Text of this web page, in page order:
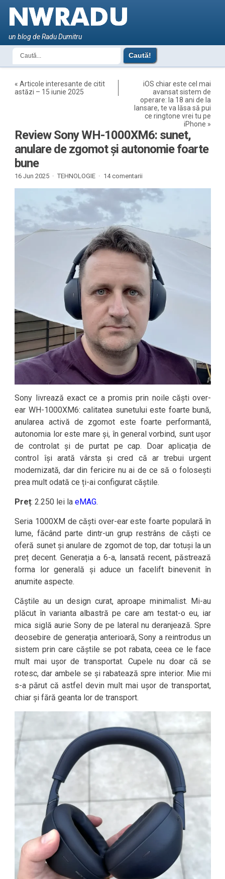
un blog de Radu Dumitru
«Articole interesante de citit
astăzi – 15 iunie 2025
iOS chiar este cel mai
avansat sistem de
operare: la 18 ani de la
lansare, te va lăsa să pui
ce ringtone vrei tu pe
iPhone »
Review Sony WH-1000XM6: sunet,
anulare de zgomot și autonomie foarte
bune
16 Jun 2025 · TEHNOLOGIE · 14 comentarii
Sony livrează exact ce a promis prin noile căști over-
ear WH-1000XM6: calitatea sunetului este foarte bună,
anularea activă de zgomot este foarte performantă,
autonomia lor este mare și, în general vorbind, sunt ușor
de controlat și de purtat pe cap. Doar aplicația de
control își arată vârsta și cred că ar trebui urgent
modernizată, dar din fericire nu ai de ce să o folosești
prea mult odată ce ți-ai configurat căștile.
Preț: 2.250 lei laeMAG.
Seria 1000XM de căști over-ear este foarte populară în
lume, făcând parte dintr-un grup restrâns de căști ce
oferă sunet și anulare de zgomot de top, dar totuși la un
preț decent. Generația a 6-a, lansată recent, păstrează
forma lor generală și aduce un facelift binevenit în
anumite aspecte.
Căștile au un design curat, aproape minimalist. Mi-au
plăcut în varianta albastră pe care am testat-o eu, iar
mica siglă aurie Sony de pe lateral nu deranjează. Spre
deosebire de generația anterioară, Sony a reintrodus un
sistem prin care căștile se pot rabata, ceea ce le face
mult mai ușor de transportat. Cupele nu doar că se
rotesc, dar ambele se și rabatează spre interior. Mie mi
s-a părut că astfel devin mult mai ușor de transportat,
chiar și fără geanta lor de transport.